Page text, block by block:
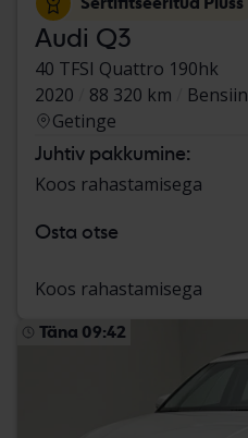
Audi Q3
40 TFSI Quattro 190hk
2020
88 320 km
Bensiin
Getinge
Juhtiv pakkumine:
Koos rahastamisega
Osta otse
Koos rahastamisega
Täna 09:42